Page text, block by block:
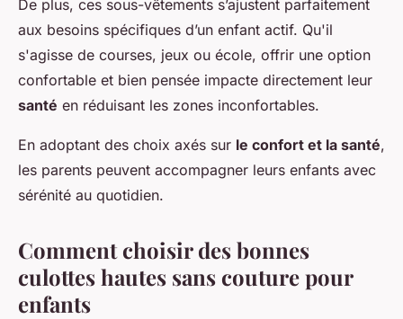
De plus, ces sous-vêtements s’ajustent parfaitement
aux besoins spécifiques d’un enfant actif. Qu'il
s'agisse de courses, jeux ou école, offrir une option
confortable et bien pensée impacte directement leur
santé en réduisant les zones inconfortables.
En adoptant des choix axés sur le confort et la santé,
les parents peuvent accompagner leurs enfants avec
sérénité au quotidien.
Comment choisir des bonnes
culottes hautes sans couture pour
enfants